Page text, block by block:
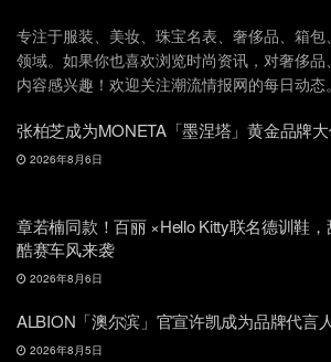
专注于服装、美妆、珠宝名表、奢侈品、箱包
领域。如果你也喜欢浏览时尚资讯，对奢侈
内容感兴趣！欢迎关注潮流情报网的每日动态。
张柏芝成为MONETA「墨涅塔」黄金品牌
2026年8月6日
章若楠同款！百丽 ×Hello Kitty联名德训鞋，
酷赛车风来袭
2026年8月6日
ALBION「澳尔滨」官宣许凯成为品牌代言
2026年8月5日